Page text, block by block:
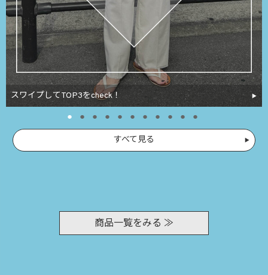
スワイプしてTOP3をcheck！
すべて見る
商品一覧をみる ≫